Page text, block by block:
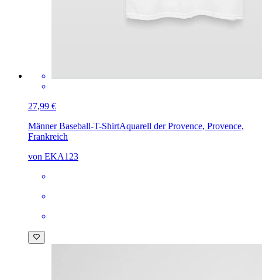
27,99 €
Männer Baseball-T-ShirtAquarell der Provence, Provence,
Frankreich
von EKA123